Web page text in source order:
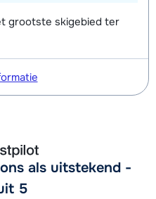
grootste skigebied ter
als uitstekend -
5